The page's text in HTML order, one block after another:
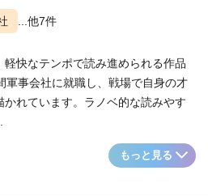
...他7件
快なテンポで読み進められる作品
軍事会社に就職し、戦場で自身の才
れています。ラノベ的な読みやす
もっと見る